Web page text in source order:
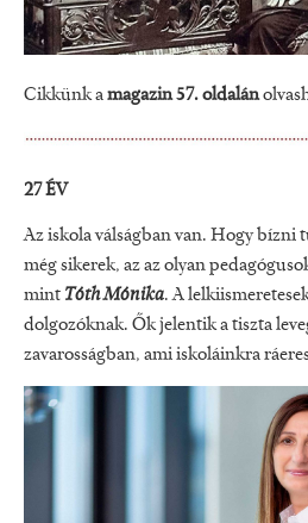
Cikkünk amagazin 57. oldalán
27 ÉV
Az iskola válságban van. Hogy bízni
még sikerek, az az olyan
mint Tóth Mónika. A
dolgozóknak. Ők jelentik a tiszta
zavarosságban, ami iskoláinkra